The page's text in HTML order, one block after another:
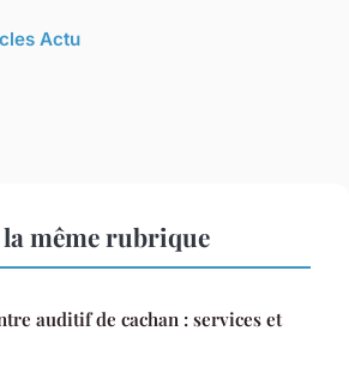
Actu
même rubrique
auditif de cachan : services et